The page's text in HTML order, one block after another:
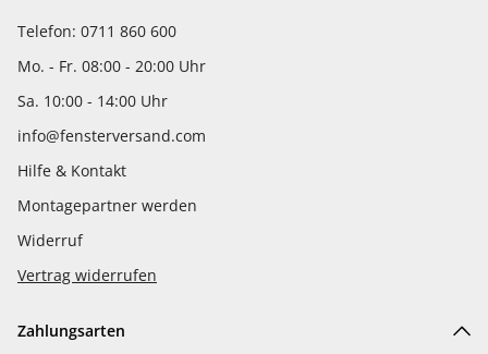
Telefon: 0711 860 600
Mo. - Fr. 08:00 - 20:00 Uhr
Sa. 10:00 - 14:00 Uhr
info@fensterversand.com
Hilfe & Kontakt
Montagepartner werden
Widerruf
Vertrag widerrufen
Zahlungsarten